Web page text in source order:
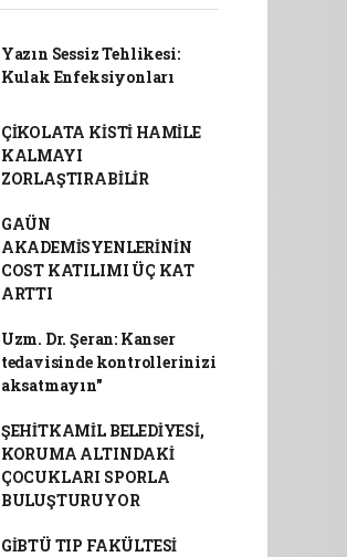
Yazın Sessiz Tehlikesi:
Kulak Enfeksiyonları
ÇİKOLATA KİSTİ HAMİLE
KALMAYI
ZORLAŞTIRABİLİR
GAÜN
AKADEMİSYENLERİNİN
COST KATILIMI ÜÇ KAT
ARTTI
Uzm. Dr. Şeran: Kanser
tedavisinde kontrollerinizi
aksatmayın"
ŞEHİTKAMİL BELEDİYESİ,
KORUMA ALTINDAKİ
ÇOCUKLARI SPORLA
BULUŞTURUYOR
GİBTÜ TIP FAKÜLTESİ